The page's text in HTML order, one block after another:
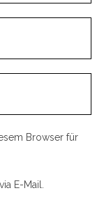
Browser für
E-Mail.